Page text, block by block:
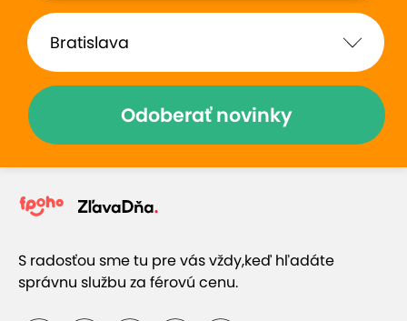
Odoberať novinky
S radosťou sme tu pre vás vždy,keď hľadáte
správnu službu za férovú cenu.